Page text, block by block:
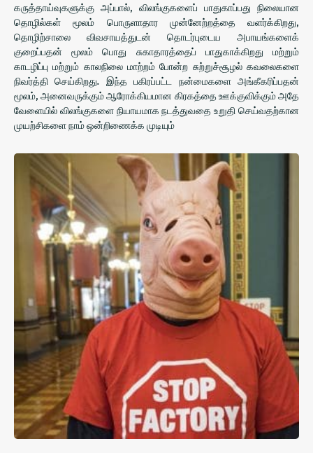
கருத்தாய்வுகளுக்கு அப்பால், விலங்குகளைப் பாதுகாப்பது நிலையான
தொழில்கள் மூலம் பொருளாதார முன்னேற்றத்தை வளர்க்கிறது,
தொழிற்சாலை விவசாயத்துடன் தொடர்புடைய அபாயங்களைக்
குறைப்பதன் மூலம் பொது சுகாதாரத்தைப் பாதுகாக்கிறது மற்றும்
காடழிப்பு மற்றும் காலநிலை மாற்றம் போன்ற சுற்றுச்சூழல் கவலைகளை
நிவர்த்தி செய்கிறது. இந்த பகிரப்பட்ட நன்மைகளை அங்கீகரிப்பதன்
மூலம், அனைவருக்கும் ஆரோக்கியமான கிரகத்தை ஊக்குவிக்கும் அதே
வேளையில் விலங்குகளை நியாயமாக நடத்துவதை உறுதி செய்வதற்கான
முயற்சிகளை நாம் ஒன்றிணைக்க முடியும்